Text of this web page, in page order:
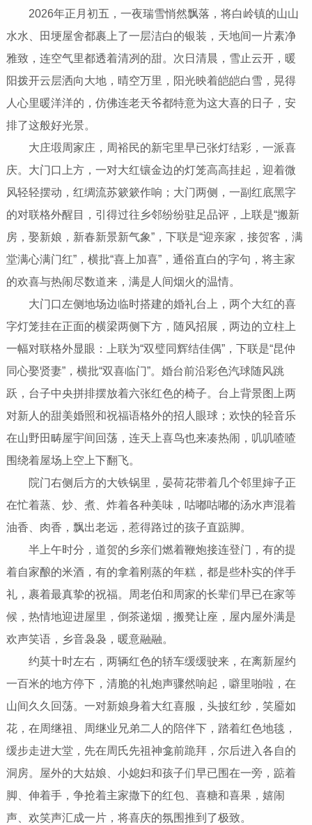
2026年正月初五，一夜瑞雪悄然飘落，将白岭镇的山山
水水、田埂屋舍都裹上了一层洁白的银装，天地间一片素净
雅致，连空气里都透着清冽的甜。次日清晨，雪止云开，暖
阳拨开云层洒向大地，晴空万里，阳光映着皑皑白雪，晃得
人心里暖洋洋的，仿佛连老天爷都特意为这大喜的日子，安
排了这般好光景。
大庄塅周家庄，周裕民的新宅里早已张灯结彩，一派喜
庆。大门口上方，一对大红镶金边的灯笼高高挂起，迎着微
风轻轻摆动，红绸流苏簌簌作响；大门两侧，一副红底黑字
的对联格外醒目，引得过往乡邻纷纷驻足品评，上联是“搬新
房，娶新娘，新春新景新气象”，下联是“迎亲家，接贺客，满
堂满心满门红”，横批“喜上加喜”，通俗直白的字句，将主家
的欢喜与热闹尽数道来，满是人间烟火的温情。
大门口左侧地场边临时搭建的婚礼台上，两个大红的喜
字灯笼挂在正面的横梁两侧下方，随风招展，两边的立柱上
一幅对联格外显眼：上联为“双璧同辉结佳偶”，下联是“昆仲
同心娶贤妻”，横批“双喜临门”。婚台前沿彩色汽球随风跳
跃，台子中央拼排摆放着六张红色的椅子。台上背景图上两
对新人的甜美婚照和祝福语格外的招人眼球；欢快的轻音乐
在山野田畴屋宇间回荡，连天上喜鸟也来凑热闹，叽叽喳喳
围绕着屋场上空上下翻飞。
院门右侧后方的大铁锅里，晏荷花带着几个邻里婶子正
在忙着蒸、炒、煮、炸着各种美味，咕嘟咕嘟的汤水声混着
油香、肉香，飘出老远，惹得路过的孩子直踮脚。
半上午时分，道贺的乡亲们燃着鞭炮接连登门，有的提
着自家酿的米酒，有的拿着刚蒸的年糕，都是些朴实的伴手
礼，裹着最真挚的祝福。周老伯和周家的长辈们早已在家等
候，热情地迎进屋里，倒茶递烟，搬凳让座，屋内屋外满是
欢声笑语，乡音袅袅，暖意融融。
约莫十时左右，两辆红色的轿车缓缓驶来，在离新屋约
一百米的地方停下，清脆的礼炮声骤然响起，噼里啪啦，在
山间久久回荡。一对新娘身着大红喜服，头披红纱，笑靥如
花，在周继祖、周继业兄弟二人的陪伴下，踏着红色地毯，
缓步走进大堂，先在周氏先祖神龛前跪拜，尔后进入各自的
洞房。屋外的大姑娘、小媳妇和孩子们早已围在一旁，踮着
脚、伸着手，争抢着主家撒下的红包、喜糖和喜果，嬉闹
声、欢笑声汇成一片，将喜庆的氛围推到了极致。